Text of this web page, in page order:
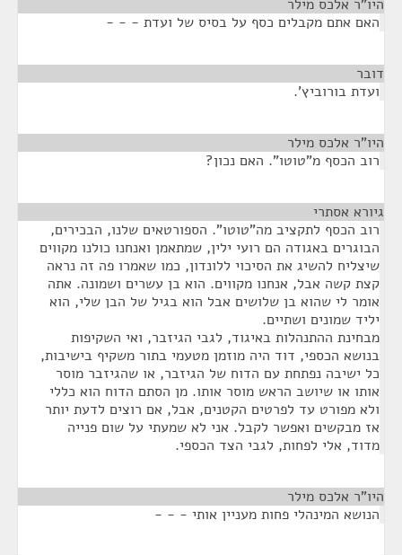
היו"ר אלכס מילר
האם אתם מקבלים כסף על בסיס של ועדת - - -
דובר
ועדת בורוביץ'.
היו"ר אלכס מילר
רוב הכסף מ"טוטו". האם נכון?
גיורא אסתרי
רוב הכסף לתקציב מה"טוטו". הספורטאים שלנו, הבכירים,
הבוגרים באגודה הם רועי ילין, שמתאמן ואנחנו כולנו מקווים
שיצליח להשיג את הסיכוי ללונדון, כמו שאמרו פה זה נראה
קצת קשה אבל, אנחנו מקווים. הוא בן עשרים ושמונה. אתה
אומר לי שהוא בן שלושים אבל הוא בגיל של הבן שלי, הוא
יליד שמונים ושתיים.
מבחינת ההתנהלות באיגוד, לגבי הגיזבר, ואי השקיפות
בנושא הכספי, דוד היה מוזמן מטעמי בתור משקיף בישיבות,
כל ישיבה נפתחת עם הדוח של הגיזבר, או שהגיזבר מוסר
אותו או שיושב הראש מוסר אותו. מן הסתם הדוח הוא כללי
ולא מפורט עד לפרטים הקטנים, אבל, אם רוצים לדעת יותר
אז מבקשים ואפשר לקבל. אני לא שמעתי על שום פנייה
מדוד, אלי לפחות, לגבי הצד הכספי.
היו"ר אלכס מילר
הנושא המינהלי פחות מעניין אותי - - -